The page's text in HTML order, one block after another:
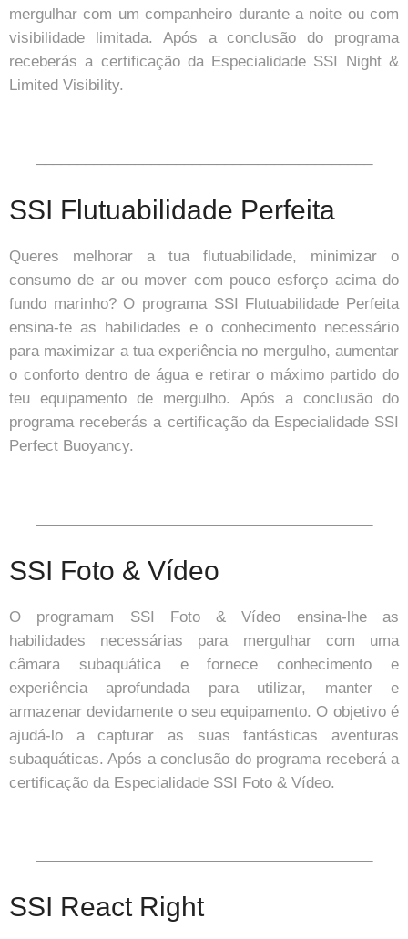
mergulhar com um companheiro durante a noite ou com
visibilidade limitada. Após a conclusão do programa
receberás a certificação da Especialidade SSI Night &
Limited Visibility.
SSI Flutuabilidade Perfeita
Queres melhorar a tua flutuabilidade, minimizar o
consumo de ar ou mover com pouco esforço acima do
fundo marinho? O programa SSI Flutuabilidade Perfeita
ensina-te as habilidades e o conhecimento necessário
para maximizar a tua experiência no mergulho, aumentar
o conforto dentro de água e retirar o máximo partido do
teu equipamento de mergulho. Após a conclusão do
programa receberás a certificação da Especialidade SSI
Perfect Buoyancy.
SSI Foto & Vídeo
O programam SSI Foto & Vídeo ensina-lhe as
habilidades necessárias para mergulhar com uma
câmara subaquática e fornece conhecimento e
experiência aprofundada para utilizar, manter e
armazenar devidamente o seu equipamento. O objetivo é
ajudá-lo a capturar as suas fantásticas aventuras
subaquáticas. Após a conclusão do programa receberá a
certificação da Especialidade SSI Foto & Vídeo.
SSI React Right